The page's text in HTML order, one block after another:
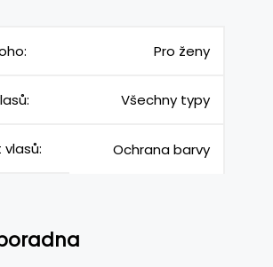
Pro ženy
Všechny typy
Ochrana barvy